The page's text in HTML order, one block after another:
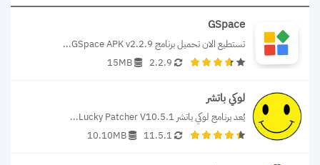
GSpace
تستطيع الان تحميل برنامج GSpace APK v2.2.9...
2.2.9
15MB
لوكي باتشر
يُعد برنامج لوكي باتشر Lucky Patcher V10.5.1...
11.5.1
10.10MB